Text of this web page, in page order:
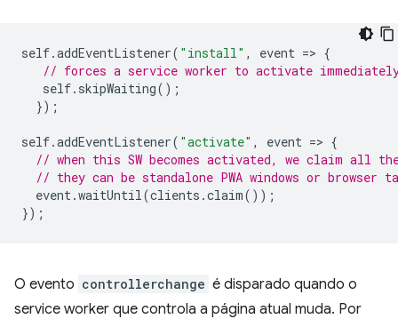
self.addEventListener( "install" , event => {
// forces a service worker to activate
self. skipWaiting();
});
self.addEventListener( "activate" , event => {
// when this SW becomes activated, we claim all
// they can be standalone PWA windows or browser
event.waitUntil(clients .claim());
});
O evento controllerchange é disparado quando o
service worker que controla a página atual muda. Por